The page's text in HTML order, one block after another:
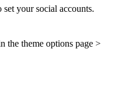
your social accounts.
the theme options page >